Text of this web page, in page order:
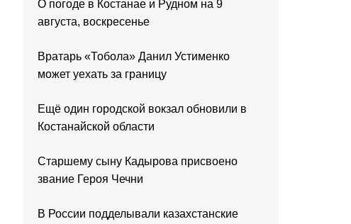
О погоде в Костанае и Рудном на 9
августа, воскресенье
Вратарь «Тобола» Данил Устименко
может уехать за границу
Ещё один городской вокзал обновили в
Костанайской области
Старшему сыну Кадырова присвоено
звание Героя Чечни
В России подделывали казахстанские